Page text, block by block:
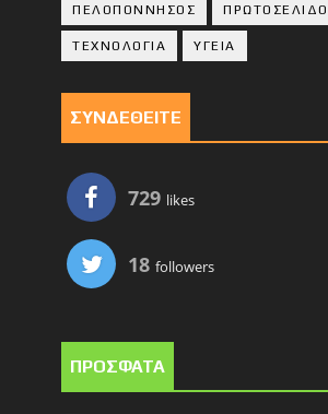
ΠΕΛΟΠΟΝΝΗΣΟΣ ΠΡΩΤΟΣΕΛΙΔΟ
ΤΕΧΝΟΛΟΓΙΑ ΥΓΕΙΑ
ΣΥΝΔΕΘΕΙΤΕ
729 likes
18 followers
ΠΡΟΣΦΑΤΑ